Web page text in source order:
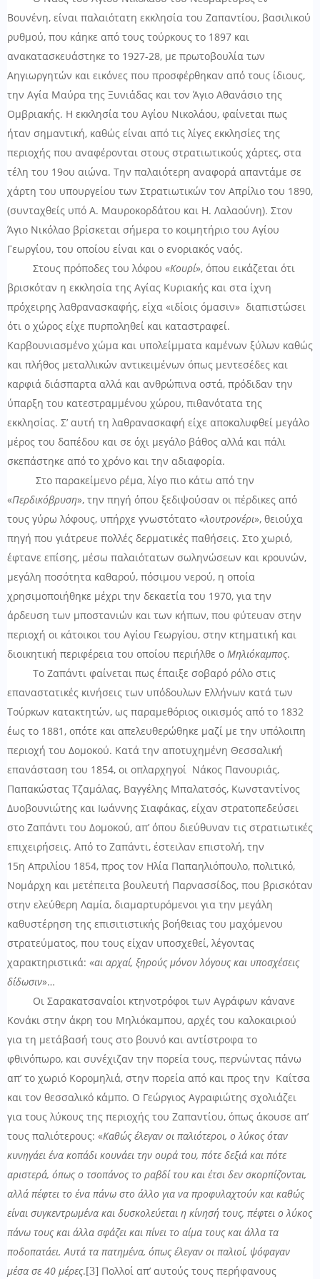
Βουνένη, είναι παλαιότατη εκκλησία του Ζαπαντίου, βασιλικού
ρυθμού, που κάηκε από τους τούρκους το 1897 και
ανακατασκευάστηκε το 1927-28, με πρωτοβουλία των
Αηγιωργητών και εικόνες που προσφέρθηκαν από τους ίδιους,
την Αγία Μαύρα της Ξυνιάδας και τον Άγιο Αθανάσιο της
Ομβριακής. Η εκκλησία του Αγίου Νικολάου, φαίνεται πως
ήταν σημαντική, καθώς είναι από τις λίγες εκκλησίες της
περιοχής που αναφέρονται στους στρατιωτικούς χάρτες, στα
τέλη του 19ου αιώνα. Την παλαιότερη αναφορά απαντάμε σε
χάρτη του υπουργείου των Στρατιωτικών τον Απρίλιο του 1890,
(συνταχθείς υπό Α. Μαυροκορδάτου και Η. Λαλαούνη). Στον
Άγιο Νικόλαο βρίσκεται σήμερα το κοιμητήριο του Αγίου
Γεωργίου, του οποίου είναι και ο ενοριακός ναός.
Στους πρόποδες του λόφου «Κουρί», όπου εικάζεται ότι
βρισκόταν η εκκλησία της Αγίας Κυριακής και στα ίχνη
πρόχειρης λαθρανασκαφής, είχα «ιδίοις όμασιν» διαπιστώσει
ότι ο χώρος είχε πυρποληθεί και καταστραφεί.
Καρβουνιασμένο χώμα και υπολείμματα καμένων ξύλων καθώς
και πλήθος μεταλλικών αντικειμένων όπως μεντεσέδες και
καρφιά διάσπαρτα αλλά και ανθρώπινα οστά, πρόδιδαν την
ύπαρξη του κατεστραμμένου χώρου, πιθανότατα της
εκκλησίας. Σ’ αυτή τη λαθρανασκαφή είχε αποκαλυφθεί μεγάλο
μέρος του δαπέδου και σε όχι μεγάλο βάθος αλλά και πάλι
σκεπάστηκε από το χρόνο και την αδιαφορία.
Στο παρακείμενο ρέμα, λίγο πιο κάτω από την
«Περδικόβρυση», την πηγή όπου ξεδιψούσαν οι πέρδικες από
τους γύρω λόφους, υπήρχε γνωστότατο «λουτρονέρι», θειούχα
πηγή που γιάτρευε πολλές δερματικές παθήσεις. Στο χωριό,
έφτανε επίσης, μέσω παλαιότατων σωληνώσεων και κρουνών,
μεγάλη ποσότητα καθαρού, πόσιμου νερού, η οποία
χρησιμοποιήθηκε μέχρι την δεκαετία του 1970, για την
άρδευση των μποστανιών και των κήπων, που φύτευαν στην
περιοχή οι κάτοικοι του Αγίου Γεωργίου, στην κτηματική και
διοικητική περιφέρεια του οποίου περιήλθε ο Μηλιόκαμπος.
Το Ζαπάντι φαίνεται πως έπαιξε σοβαρό ρόλο στις
επαναστατικές κινήσεις των υπόδουλων Ελλήνων κατά των
Τούρκων κατακτητών, ως παραμεθόριος οικισμός από το 1832
έως το 1881, οπότε και απελευθερώθηκε μαζί με την υπόλοιπη
περιοχή του Δομοκού. Κατά την αποτυχημένη Θεσσαλική
επανάσταση του 1854, οι οπλαρχηγοί Νάκος Πανουριάς,
Παπακώστας Τζαμάλας, Βαγγέλης Μπαλατσός, Κωνσταντίνος
Δυοβουνιώτης και Ιωάννης Σιαφάκας, είχαν στρατοπεδεύσει
στο Ζαπάντι του Δομοκού, απ’ όπου διεύθυναν τις στρατιωτικές
επιχειρήσεις. Από το Ζαπάντι, έστειλαν επιστολή, την
15η Απριλίου 1854, προς τον Ηλία Παπαηλιόπουλο, πολιτικό,
Νομάρχη και μετέπειτα βουλευτή Παρνασσίδος, που βρισκόταν
στην ελεύθερη Λαμία, διαμαρτυρόμενοι για την μεγάλη
καθυστέρηση της επισιτιστικής βοήθειας του μαχόμενου
στρατεύματος, που τους είχαν υποσχεθεί, λέγοντας
χαρακτηριστικά: «αι αρχαί, ξηρούς μόνον λόγους και υποσχέσεις
δίδωσιν»…
Οι Σαρακατσαναίοι κτηνοτρόφοι των Αγράφων κάνανε
Κονάκι στην άκρη του Μηλιόκαμπου, αρχές του καλοκαιριού
για τη μετάβασή τους στο βουνό και αντίστροφα το
φθινόπωρο, και συνέχιζαν την πορεία τους, περνώντας πάνω
απ’ το χωριό Κορομηλιά, στην πορεία από και προς την Καΐτσα
και τον θεσσαλικό κάμπο. Ο Γεώργιος Αγραφιώτης σχολιάζει
για τους λύκους της περιοχής του Ζαπαντίου, όπως άκουσε απ’
τους παλιότερους: «Καθώς έλεγαν οι παλιότεροι, ο λύκος όταν
κυνηγάει ένα κοπάδι κουνάει την ουρά του, πότε δεξιά και πότε
αριστερά, όπως ο τσοπάνος το ραβδί του και έτσι δεν σκορπίζονται,
αλλά πέφτει το ένα πάνω στο άλλο για να προφυλαχτούν και καθώς
είναι συγκεντρωμένα και δυσκολεύεται η κίνησή τους, πέφτει ο λύκος
πάνω τους και άλλα σφάζει και πίνει το αίμα τους και άλλα τα
ποδοπατάει. Αυτά τα πατημένα, όπως έλεγαν οι παλιοί, ψόφαγαν
μέσα σε 40 μέρες.[3] Πολλοί απ’ αυτούς τους περήφανους